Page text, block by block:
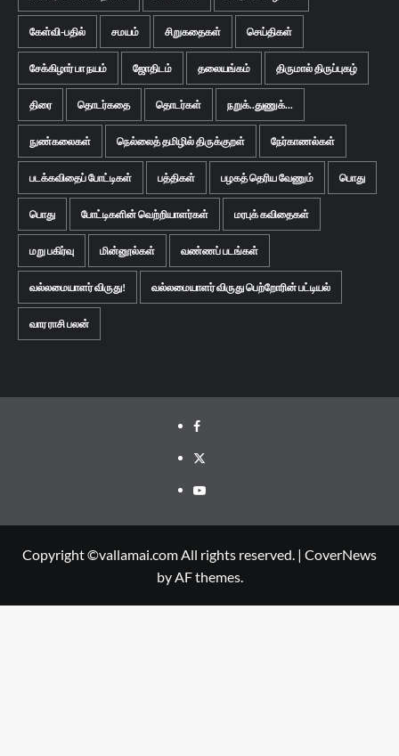
கேள்வி-பதில் சமயம் சிறுகதைகள் செய்திகள்
சேக்கிழார் பா நயம் ஜோதிடம் தலையங்கம் திருமால் திருப்புகழ்
திரை தொடர்கதை தொடர்கள் நறுக்..துணுக்...
நுண்கலைகள் நெல்லைத் தமிழில் திருக்குறள் நேர்காணல்கள்
படக்கவிதைப் போட்டிகள் பத்திகள் பழகத் தெரிய வேணும் பொது
பொது போட்டிகளின் வெற்றியாளர்கள் மரபுக் கவிதைகள்
மறு பகிர்வு மின்னூல்கள் வண்ணப் படங்கள்
வல்லமையாளர் விருது! வல்லமையாளர் விருது பெற்றோரின் பட்டியல்
வார ராசி பலன்
Facebook
Twitter
Youtube
Copyright ©vallamai.com All rights reserved. | CoverNews
by AF themes.